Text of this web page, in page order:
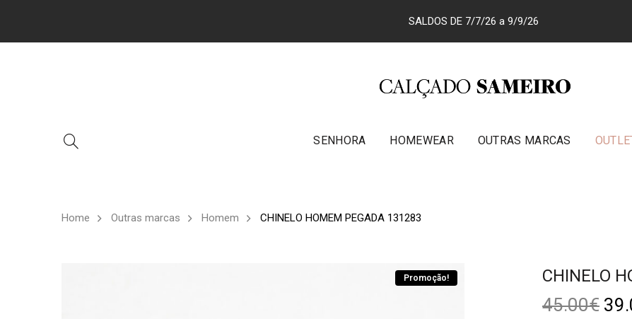
SALDOS DE 7/7/26 a 9/9/26
SENHORA HOMEWEAR OUTRAS MARCAS
Home Outras marcas Homem CHINELO HOMEM PEGADA 131283
Promoção! CHINELO
45.00€